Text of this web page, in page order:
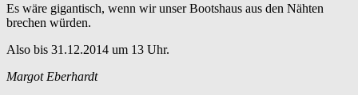
Es wäre gigantisch, wenn wir unser Bootshaus aus den Nähten
brechen würden.
Also bis 31.12.2014 um 13 Uhr.
Margot Eberhardt